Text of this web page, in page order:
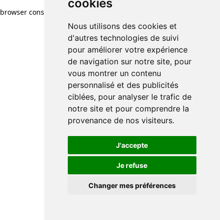
cookies
Nous utilisons des cookies et
d'autres technologies de suivi
pour améliorer votre expérience
de navigation sur notre site, pour
vous montrer un contenu
personnalisé et des publicités
ciblées, pour analyser le trafic de
notre site et pour comprendre la
provenance de nos visiteurs.
J'accepte
Je refuse
Changer mes préférences
browser console for more information)